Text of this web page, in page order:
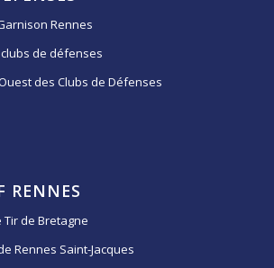
Rennes
de défenses
des Clubs de Défenses
RENNES
de Bretagne
Rennes Saint-Jacques